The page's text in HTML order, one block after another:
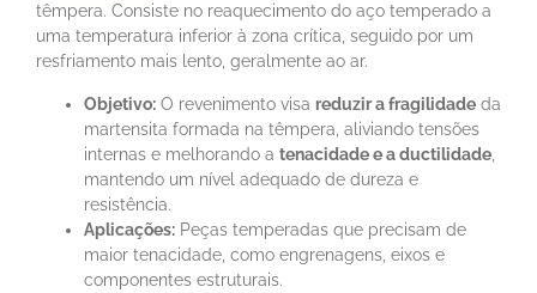
têmpera. Consiste no reaquecimento do aço temperado a
uma temperatura inferior à zona crítica, seguido por um
resfriamento mais lento, geralmente ao ar.
Objetivo: O revenimento visa reduzir a fragilidade da
martensita formada na têmpera, aliviando tensões
internas e melhorando a tenacidade e a ductilidade
mantendo um nível adequado de dureza e
resistência.
Aplicações: Peças temperadas que precisam de
maior tenacidade, como engrenagens, eixos e
componentes estruturais.